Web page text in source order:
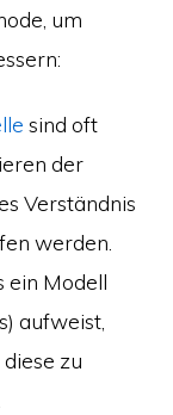
um
sind oft
der
Verständnis
werden.
ein Modell
aufweist,
zu